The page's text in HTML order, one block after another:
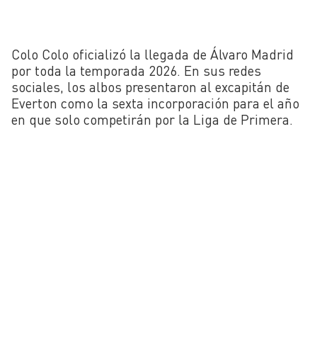
Colo Colo oficializó la llegada de Álvaro Madrid
por toda la temporada 2026. En sus redes
sociales, los albos presentaron al excapitán de
Everton como la sexta incorporación para el año
en que solo competirán por la Liga de Primera.